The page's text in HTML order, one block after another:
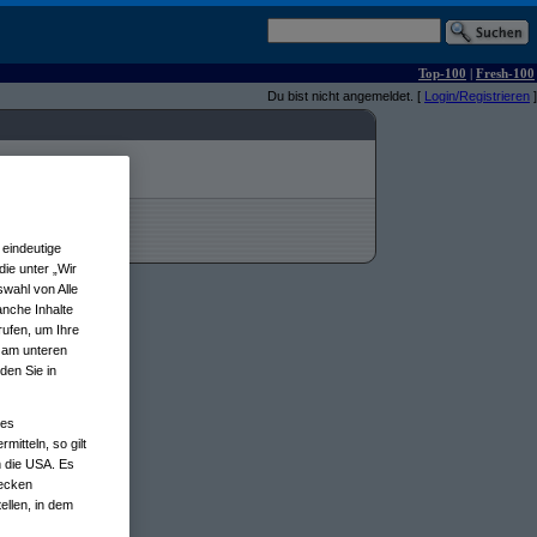
Top-100 | Fresh-100
Du bist nicht angemeldet. [ Login/Registrieren ]
unter „Wir
von Alle
Inhalte
um Ihre
unteren
Sie in
so gilt
die USA. Es
in dem